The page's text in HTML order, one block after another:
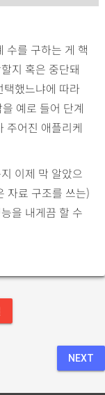
수를 구하는 게 핵
지 혹은 중단돼
했느냐에 따라
예로 들어 단계
주어진 애플리케
이제 막 알았으
자료 구조를 쓰는)
을 내게끔 할 수
NEXT